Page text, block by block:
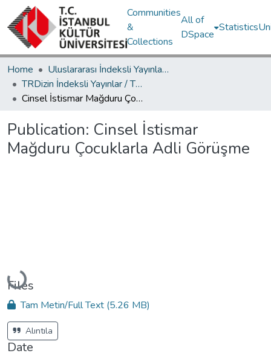
Communities
&
Collections
All of
DSpace
Statistics
Home
Uluslararası İndeksli Yayınlar / International Indexed Publications
TRDizin İndeksli Yayınlar / TRDizin Indexed Publications
Cinsel İstismar Mağduru Çocuklarla Adli Görüşme
Publication: Cinsel İstismar
Mağduru Çocuklarla Adli Görüşme
Loading...
Files
Tam Metin/Full Text (5.26 MB)
Alıntıla
Date